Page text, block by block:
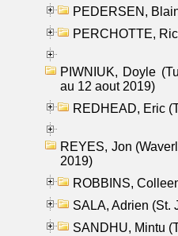
PEDERSEN,
PERCHOTTE,
PIWNIUK, Doyle
au 12 aout 2019)
REDHEAD, Eric
REYES, Jon
2019)
ROBBINS,
SALA, Adrien (St.
SANDHU, Mintu